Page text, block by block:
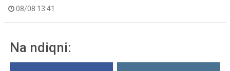
08/08 13:41
Na ndiqni: